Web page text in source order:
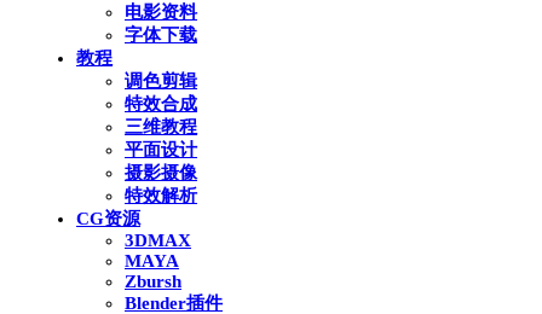
电影资料
字体下载
教程
调色剪辑
特效合成
三维教程
平面设计
摄影摄像
特效解析
CG资源
3DMAX
MAYA
Zbursh
Blender插件